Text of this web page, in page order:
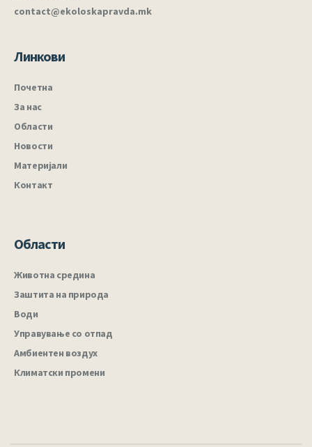
contact@ekoloskapravda.mk
Линкови
Почетна
За нас
Области
Новости
Материјали
Контакт
Области
Животна средина
Заштита на природа
Води
Управување со отпад
Амбиентен воздух
Климатски промени